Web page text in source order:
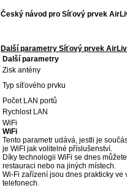
Český návod pro Síťový prvek
Další parametry Síťový prvek
Další parametry
Zisk antény
Typ síťového prvku
Počet LAN portů
Rychlost LAN
WiFi
WiFi
Tento parametr udává, jestli je
je WiFI jak volitelné příslušenství.
Díky technologii WiFi se dnes
restauraci nebo na jiných místech.
Wi-Fi zařízení jsou dnes prakticky
telefonech.